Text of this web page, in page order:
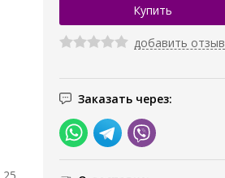
добавить отзыв
Заказать через: